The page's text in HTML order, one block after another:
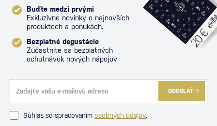
Buďte medzi prvými
Exkluzívne novinky o najnovších
produktoch a ponukách.
Bezplatné degustácie
Zúčastnite sa bezplatných
ochutnávok nových nápojov
ODOSLAŤ
Súhlas so spracovaním osobných údajov.